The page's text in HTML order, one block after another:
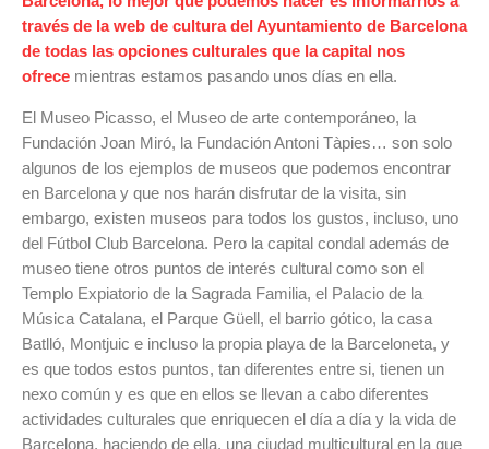
través de la web de cultura del Ayuntamiento de Barcelona
de todas las opciones culturales que la capital nos
ofrece mientras estamos pasando unos días en ella.
El Museo Picasso, el Museo de arte contemporáneo, la
Fundación Joan Miró, la Fundación Antoni Tàpies… son solo
algunos de los ejemplos de museos que podemos encontrar
en Barcelona y que nos harán disfrutar de la visita, sin
embargo, existen museos para todos los gustos, incluso, uno
del Fútbol Club Barcelona. Pero la capital condal además de
museo tiene otros puntos de interés cultural como son el
Templo Expiatorio de la Sagrada Familia, el Palacio de la
Música Catalana, el Parque Güell, el barrio gótico, la casa
Batlló, Montjuic e incluso la propia playa de la Barceloneta, y
es que todos estos puntos, tan diferentes entre si, tienen un
nexo común y es que en ellos se llevan a cabo diferentes
actividades culturales que enriquecen el día a día y la vida de
Barcelona, haciendo de ella, una ciudad multicultural en la que